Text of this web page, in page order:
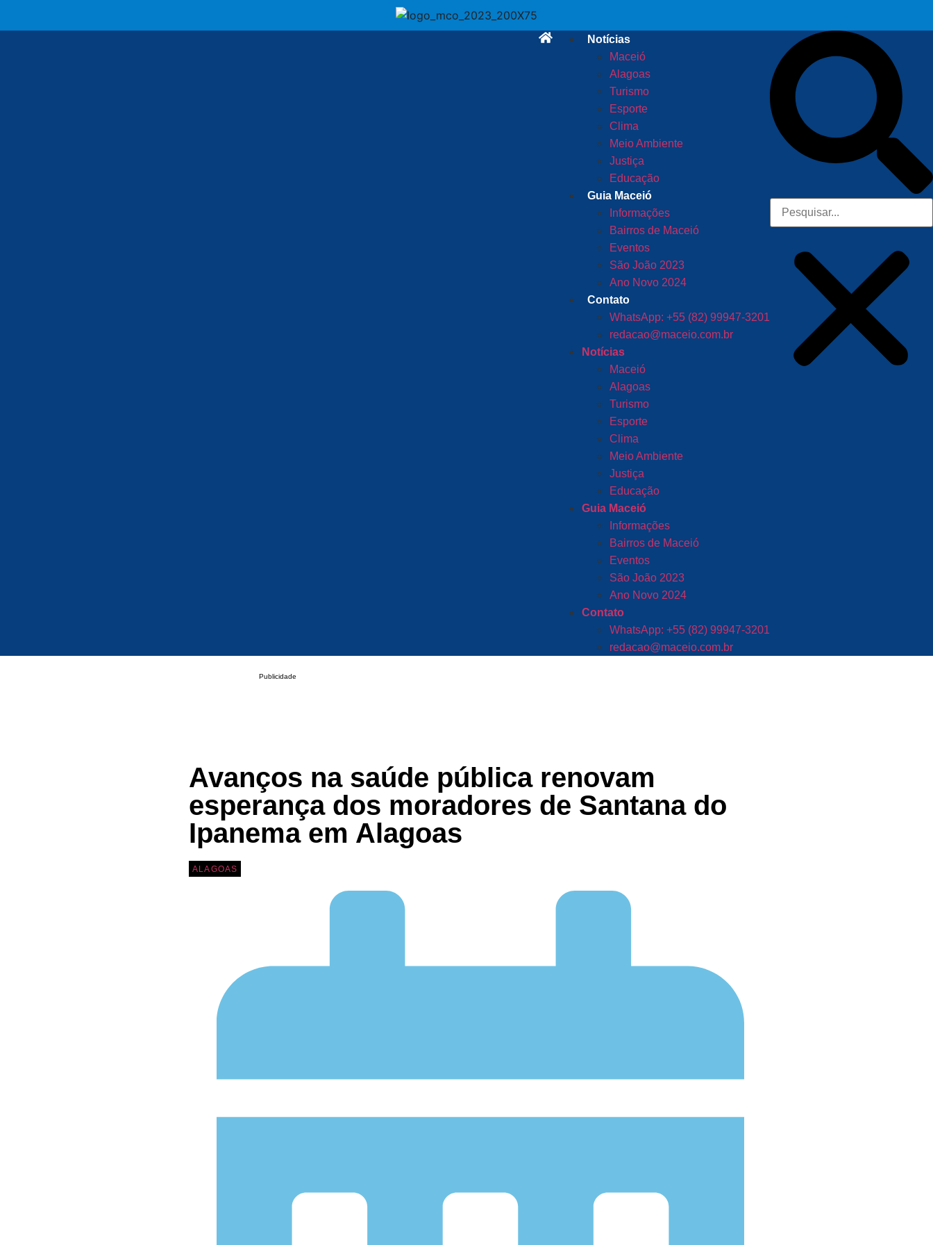
Notícias
Maceió
Alagoas
Turismo
Esporte
Clima
Meio Ambiente
Justiça
Educação
Guia Maceió
Informações
Bairros de Maceió
Eventos
São João 2023
Ano Novo 2024
Contato
WhatsApp: +55 (82) 99947-3201
redacao@maceio.com.br
Notícias
Maceió
Alagoas
Turismo
Esporte
Clima
Meio Ambiente
Justiça
Educação
Guia Maceió
Informações
Bairros de Maceió
Eventos
São João 2023
Ano Novo 2024
Contato
WhatsApp: +55 (82) 99947-3201
redacao@maceio.com.br
Publicidade
Avanços na saúde pública renovam
esperança dos moradores de Santana do
Ipanema em Alagoas
ALAGOAS